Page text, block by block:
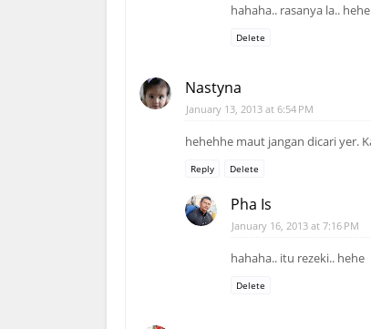
hahaha.. rasanya la.. hehe
Delete
Nastyna
January 13, 2013 at 6:54 PM
hehehhe maut jangan dicari yer.
Reply Delete
Pha Is
January 16, 2013 at 7:16 PM
hahaha.. itu rezeki.. hehe
Delete